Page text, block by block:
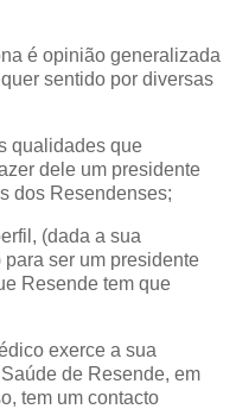
é opinião generalizada
sentido por diversas
qualidades que
dele um presidente
dos Resendenses;
(dada a sua
ser um presidente
Resende tem que
exerce a sua
de Resende, em
tem um contacto